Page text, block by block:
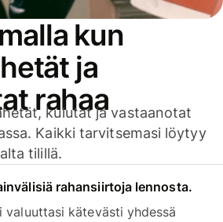
kun
ja
rahaa
kulutat ja vastaanotat
Kaikki tarvitsemasi löytyy
tilillä.
rahansiirtoja lennosta.
valuuttasi kätevästi yhdessä